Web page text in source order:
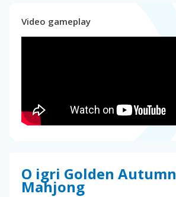
Video gameplay
O igri Golden Autumn
Mahjong